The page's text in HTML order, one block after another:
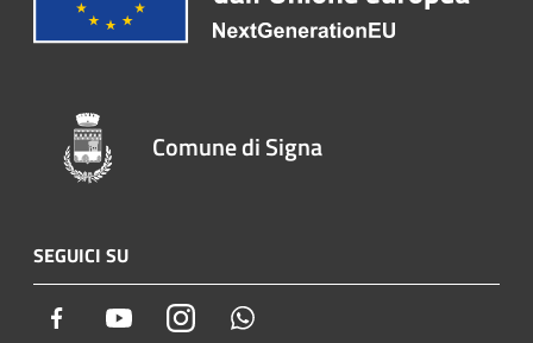
Comune di Signa
SEGUICI SU
Facebook YoutubeInstagram